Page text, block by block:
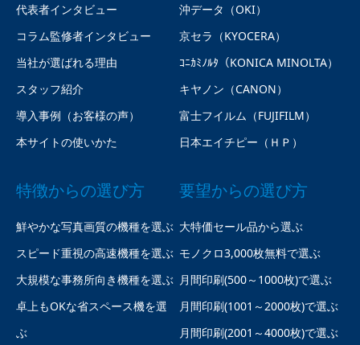
代表者インタビュー
コラム監修者インタビュー
当社が選ばれる理由
スタッフ紹介
導入事例（お客様の声）
本サイトの使いかた
沖データ（OKI）
京セラ（KYOCERA）
ｺﾆｶﾐﾉﾙﾀ（KONICA MINOLTA）
キヤノン（CANON）
富士フイルム（FUJIFILM）
日本エイチピー（ＨＰ）
特徴からの選び方
鮮やかな写真画質の機種を選ぶ
スピード重視の高速機種を選ぶ
大規模な事務所向き機種を選ぶ
卓上もOKな省スペース機を選
ぶ
要望からの選び方
大特価セール品から選ぶ
モノクロ3,000枚無料で選ぶ
月間印刷(500～1000枚)で選ぶ
月間印刷(1001～2000枚)で選ぶ
月間印刷(2001～4000枚)で選ぶ